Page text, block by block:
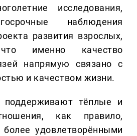
исследования,
наблюдения
развития взрослых,
именно качество
напрямую связано с
и качеством жизни.
тёплые и
как правило,
удовлетворёнными